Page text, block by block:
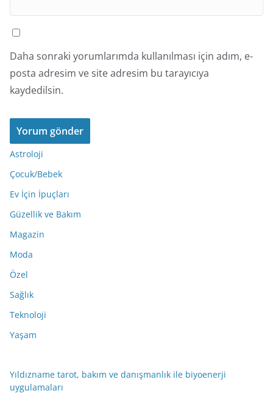
Daha sonraki yorumlarımda kullanılması için adım, e-
posta adresim ve site adresim bu tarayıcıya
kaydedilsin.
Astroloji
Çocuk/Bebek
Ev İçin İpuçları
Güzellik ve Bakım
Magazin
Moda
Özel
Sağlık
Teknoloji
Yaşam
Yıldızname tarot, bakım ve danışmanlık ile biyoenerji
uygulamaları